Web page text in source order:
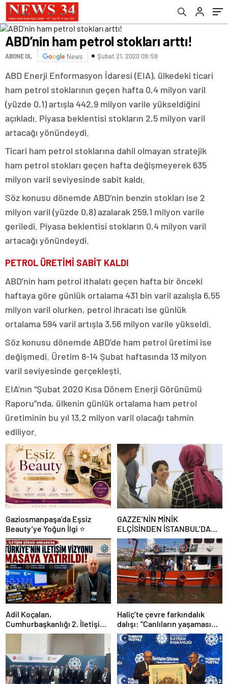
ABD’nin ham petrol stokları arttı!
ABONE OL News Şubat 21, 2020 09:59
ABD Enerji Enformasyon İdaresi (EIA), ülkedeki ticari
ham petrol stoklarının geçen hafta 0,4 milyon varil
(yüzde 0,1) artışla 442,9 milyon varile yükseldiğini
açıkladı. Piyasa beklentisi stokların 2,5 milyon varil
artacağı yönündeydi.
Ticari ham petrol stoklarına dahil olmayan stratejik
ham petrol stokları geçen hafta değişmeyerek 635
milyon varil seviyesinde sabit kaldı.
Söz konusu dönemde ABD’nin benzin stokları ise 2
milyon varil (yüzde 0,8) azalarak 259,1 milyon varile
geriledi. Piyasa beklentisi stokların 0,4 milyon varil
artacağı yönündeydi.
PETROL ÜRETİMİ SABİT KALDI
ABD’nin ham petrol ithalatı geçen hafta bir önceki
haftaya göre günlük ortalama 431 bin varil azalışla 6,55
milyon varil olurken, petrol ihracatı ise günlük
ortalama 594 varil artışla 3,56 milyon varile yükseldi.
Söz konusu dönemde ABD’de ham petrol üretimi ise
değişmedi. Üretim 8-14 Şubat haftasında 13 milyon
varil seviyesinde gerçekleşti.
EIA’nın “Şubat 2020 Kısa Dönem Enerji Görünümü
Raporu”nda, ülkenin günlük ortalama ham petrol
üretiminin bu yıl 13,2 milyon varil olacağı tahmin
ediliyor.
Gaziosmanpaşa’da Eşsiz
Beauty’ye Yoğun İlgi ⭐
GAZZE’NİN MİNİK
ELÇİSİNDEN İSTANBUL’DA
DUYGUSAL MESAJ: “BURASI
BENİM İKİNCİ EVİM”
Adil Koçalan,
Cumhurbaşkanlığı 2. İletişim
Şûrası’na Katıldı
Haliç’te çevre farkındalık
dalışı: “Canlıların yaşaması
asla mümkün değil”